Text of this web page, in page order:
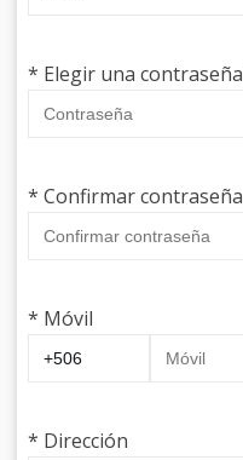
* Elegir una contraseña
* Confirmar contraseña
* Móvil
* Dirección